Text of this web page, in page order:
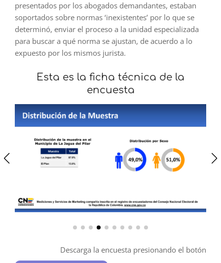
presentados por los abogados demandantes, estaban
soportados sobre normas ‘inexistentes’ por lo que se
determinó, enviar el proceso a la unidad especializada
para buscar a qué norma se ajustan, de acuerdo a lo
expuesto por los mismos jurista.
Esta es la ficha técnica de la
encuesta
Descarga la encuesta presionando el botón